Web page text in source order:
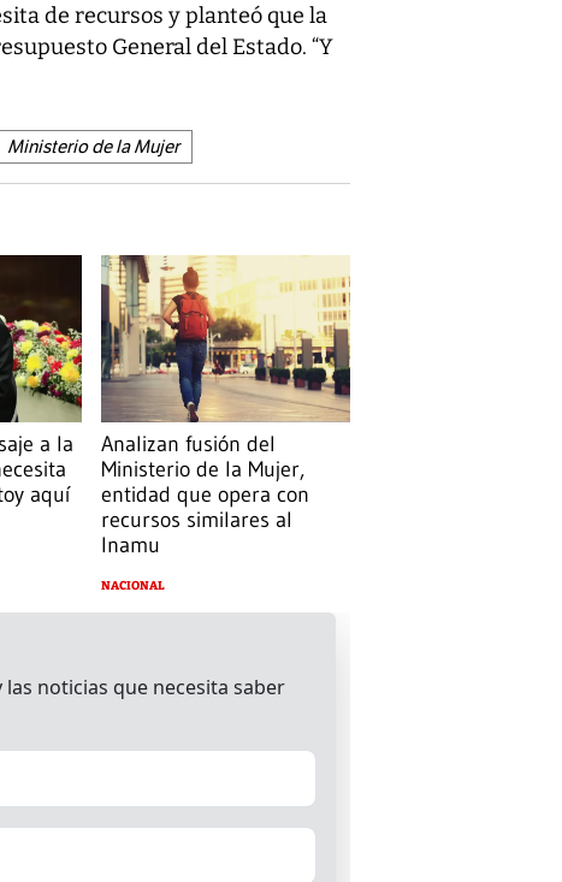
de recursos y planteó que la
General del Estado. “Y
Ministerio de la Mujer
a la
aquí
Analizan fusión del
Ministerio de la Mujer,
entidad que opera con
recursos similares al
Inamu
NACIONAL